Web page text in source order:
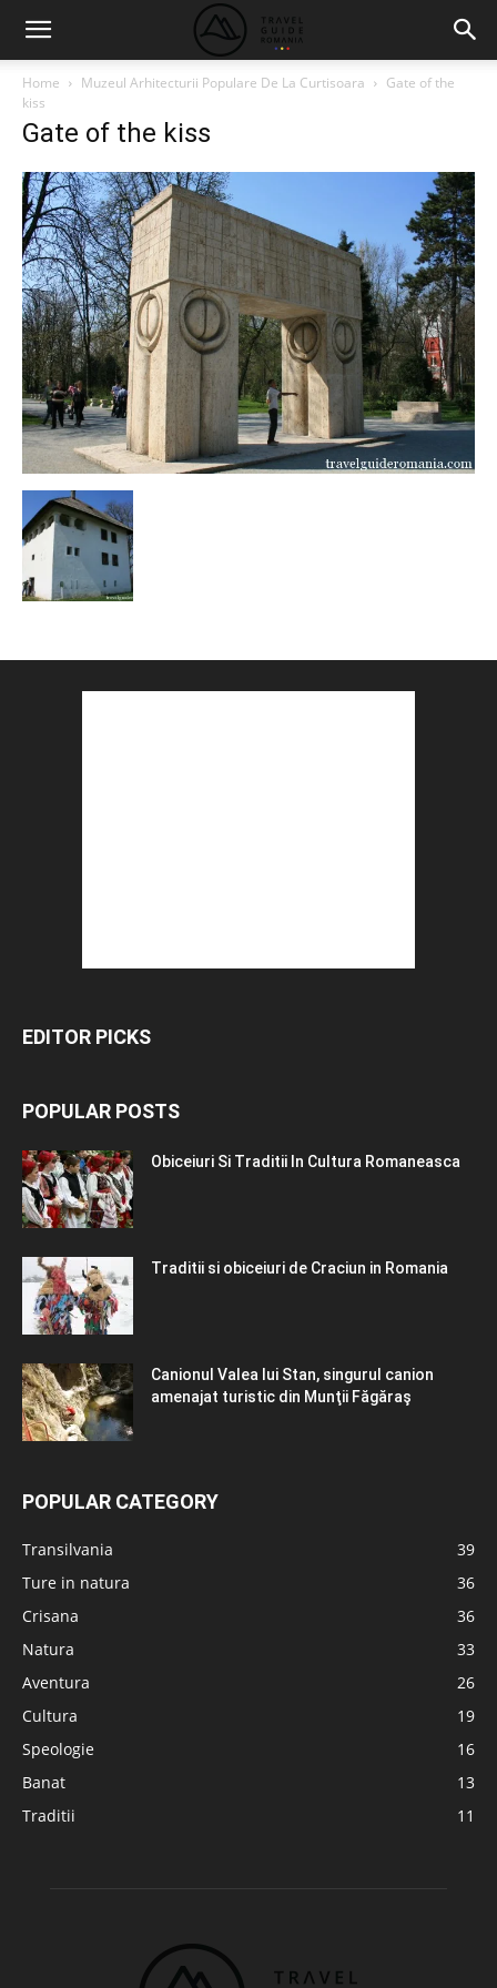
Home Muzeul Arhitecturii Populare De La Curtisoara
Gate of the
kiss
Gate of the kiss
EDITOR PICKS
POPULAR POSTS
Obiceiuri Si Traditii In Cultura Romaneasca
Traditii si obiceiuri de Craciun in Romania
Canionul Valea lui Stan, singurul canion
amenajat turistic din Munţii Făgăraş
POPULAR CATEGORY
Transilvania
39
Ture in natura
36
Crisana
36
Natura
33
Aventura
26
Cultura
19
Speologie
16
Banat
13
Traditii
11